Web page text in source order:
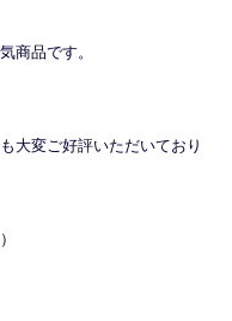
商品です。
大変ご好評いただいており